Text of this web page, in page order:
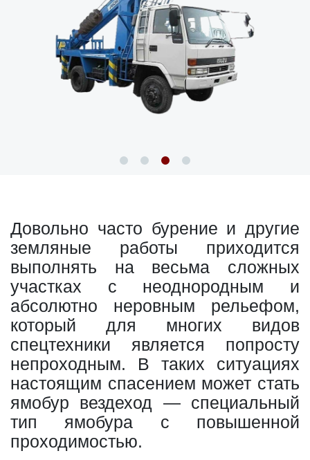
Довольно часто бурение и другие
земляные работы приходится
выполнять на весьма сложных
участках с неоднородным и
абсолютно неровным рельефом,
который для многих видов
спецтехники является попросту
непроходным. В таких ситуациях
настоящим спасением может стать
ямобур вездеход — специальный
тип ямобура с повышенной
проходимостью.